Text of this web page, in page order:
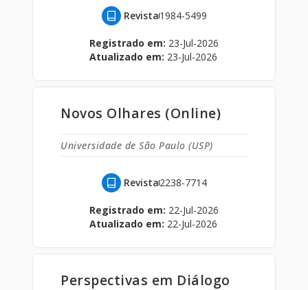
Revista1984-5499
Registrado em: 23-Jul-2026
Atualizado em: 23-Jul-2026
Novos Olhares (Online)
Universidade de São Paulo (USP)
Revista2238-7714
Registrado em: 22-Jul-2026
Atualizado em: 22-Jul-2026
Perspectivas em Diálogo